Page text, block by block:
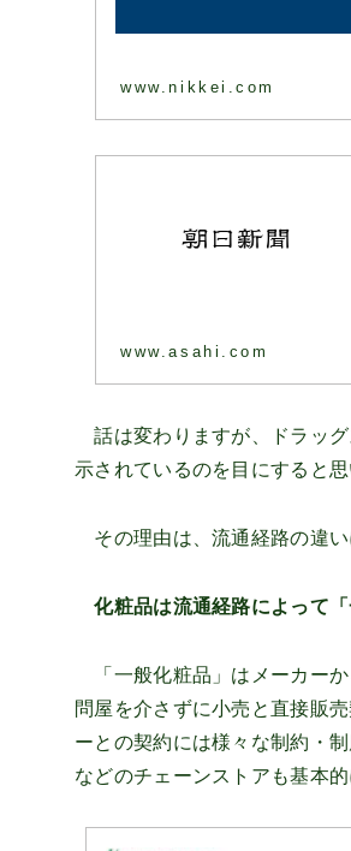
www.nikkei.com
www.asahi.com
話は変わりますが、ドラッグ
示されているのを目にすると
その理由は、流通経路の違い
化粧品は流通経路によって「
「一般化粧品」はメーカーか
問屋を介さずに小売と直接販
ーとの契約には様々な制約・
などのチェーンストアも基本